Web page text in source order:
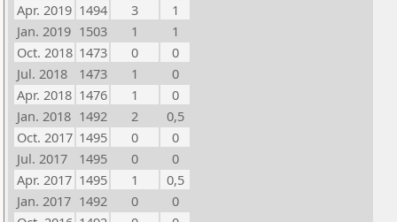
Apr. 2019 1494 3
1
Jan. 2019 1503 1
1
Oct. 2018 1473 0
0
Jul. 2018
1473 1
0
Apr. 2018 1476 1
0
Jan. 2018 1492 2
0,5
Oct. 2017 1495 0
0
Jul. 2017
1495 0
0
Apr. 2017 1495 1
0,5
Jan. 2017 1492 0
0